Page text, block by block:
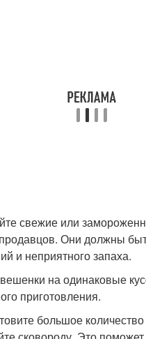
в сметано-
соусе
свежие или
Они должны
и неприятного запаха.
на одинаковые
приготовления.
большое